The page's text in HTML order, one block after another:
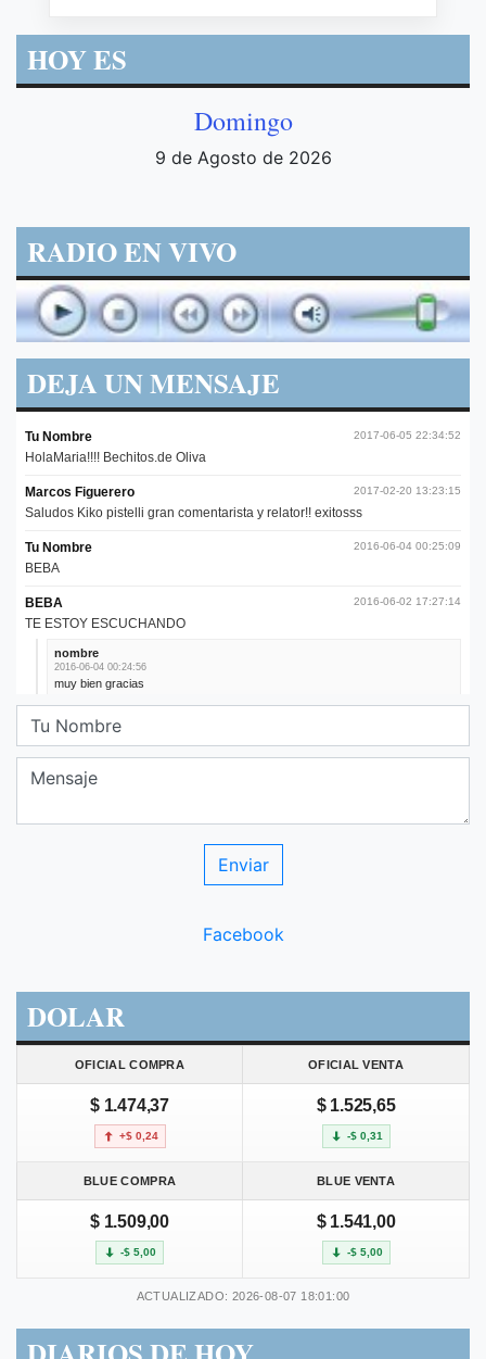
HOY ES
Domingo
9 de Agosto de 2026
RADIO EN VIVO
DEJA UN MENSAJE
Facebook
DOLAR
OFICIAL COMPRA OFICIAL VENTA
$ 1.474,37
+$ 0,24
$ 1.525,65
-$ 0,31
BLUE COMPRA BLUE VENTA
$ 1.509,00
-$ 5,00
$ 1.541,00
-$ 5,00
ACTUALIZADO: 2026-08-07 18:01:00